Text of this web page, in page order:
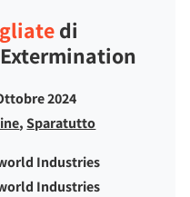
di
2024
,Sparatutto
Industries
Industries